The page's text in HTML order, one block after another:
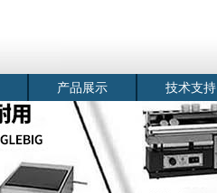
产品展示 技术支持